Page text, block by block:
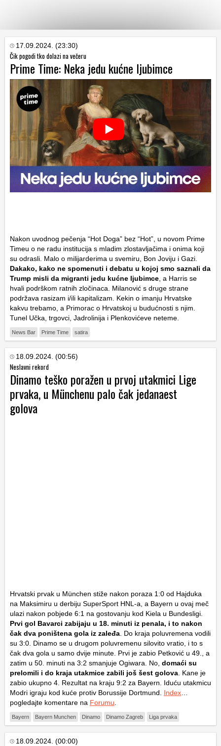
KATEGORIJE
HRVATSKI
WEB
17.09.2024. (23:30)
Čik pogodi tko dolazi na večeru
Prime Time: Neka jedu kućne ljubimce
Nakon uvodnog pečenja “Hot Doga” bez “Hot”, u novom Prime
Timeu o ne radu institucija s mladim zlostavljačima i onima koji
su odrasli. Malo o milijarderima u svemiru, Bon Joviju i Gazi.
Dakako, kako ne spomenuti i debatu u kojoj smo saznali da
Trump misli da migranti jedu kućne ljubimce , a Harris se
hvali podrškom ratnih zločinaca. Milanović s druge strane
podržava rasizam i/ili kapitalizam. Kekin o imanju Hrvatske
kakvu trebamo, a Primorac o Hrvatskoj u budućnosti s njim.
Tunel Učka, trgovci, Jadrolinija i Plenkovićeve neteme.
News Bar Prime Time satira
18.09.2024. (00:56)
Neslavni rekord
Dinamo teško poražen u prvoj utakmici Lige
prvaka, u Münchenu palo čak jedanaest
golova
Hrvatski prvak u München stiže nakon poraza 1:0 od Hajduka
na Maksimiru u derbiju SuperSport HNL-a, a Bayern u ovaj meč
ulazi nakon pobjede 6:1 na gostovanju kod Kiela u Bundesligi.
Prvi gol Bavarci zabijaju u 18. minuti iz penala, i to nakon
čak dva poništena gola iz zaleđa . Do kraja poluvremena vodili
su 3:0. Dinamo se u drugom poluvremenu silovito vratio, i to s
čak dva gola u samo dvije minute. Prvi je zabio Petković u 49., a
zatim u 50. minuti na 3:2 smanjuje Ogiwara. No, domaći su
prelomili i do kraja utakmice zabili još šest golova . Kane je
zabio ukupno 4. Rezultat na kraju 9:2 za Bayern. Iduću utakmicu
Modri igraju kod kuće protiv Borussije Dortmund. Index
pogledajte komentare na Forumu
Bayern Bayern Munchen Dinamo Dinamo Zagreb Liga prvaka
18.09.2024. (00:00)